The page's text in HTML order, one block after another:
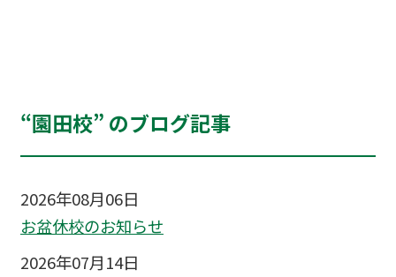
“園田校” のブログ記事
2026年08月06日
お盆休校のお知らせ
2026年07月14日